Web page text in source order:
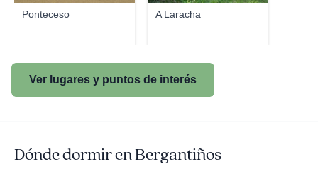
Ponteceso A Laracha
Ver lugares y puntos de interés
Dónde dormir en Bergantiños